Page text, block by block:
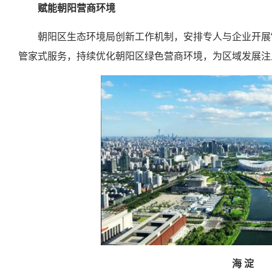
赋能朝阳营商环境
朝阳区生态环境局创新工作机制，安排专人与企业开
管家式服务，持续优化朝阳区绿色营商环境，为区域发展
海 淀